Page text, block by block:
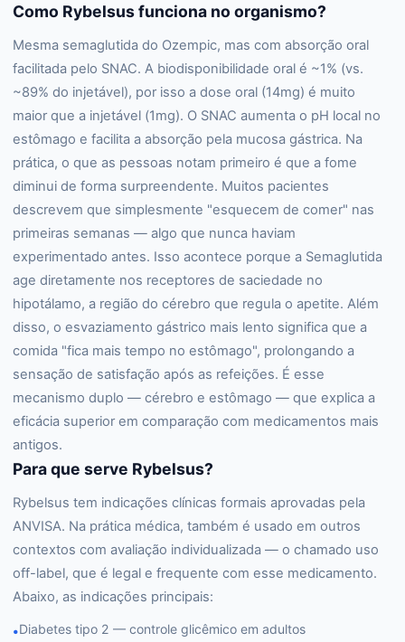
Como Rybelsus funciona no organismo?
Mesma semaglutida do Ozempic, mas com absorção oral
facilitada pelo SNAC. A biodisponibilidade oral é ~1% (vs.
~89% do injetável), por isso a dose oral (14mg) é muito
maior que a injetável (1mg). O SNAC aumenta o pH local no
estômago e facilita a absorção pela mucosa gástrica. Na
prática, o que as pessoas notam primeiro é que a fome
diminui de forma surpreendente. Muitos pacientes
descrevem que simplesmente "esquecem de comer" nas
primeiras semanas — algo que nunca haviam
experimentado antes. Isso acontece porque a Semaglutida
age diretamente nos receptores de saciedade no
hipotálamo, a região do cérebro que regula o apetite. Além
disso, o esvaziamento gástrico mais lento significa que a
comida "fica mais tempo no estômago", prolongando a
sensação de satisfação após as refeições. É esse
mecanismo duplo — cérebro e estômago — que explica a
eficácia superior em comparação com medicamentos mais
antigos.
Para que serve Rybelsus?
Rybelsus tem indicações clínicas formais aprovadas pela
ANVISA. Na prática médica, também é usado em outros
contextos com avaliação individualizada — o chamado uso
off-label, que é legal e frequente com esse medicamento.
Abaixo, as indicações principais:
•Diabetes tipo 2 — controle glicêmico em adultos